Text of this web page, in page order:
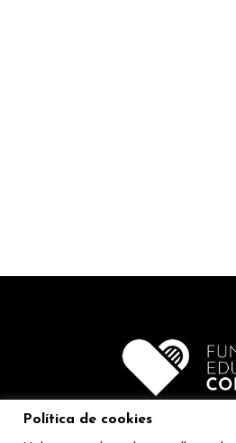
Política de cookies